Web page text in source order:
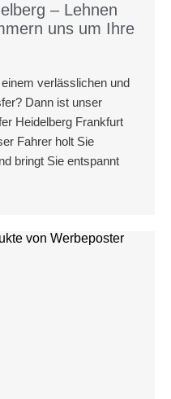
– Lehnen
uns um Ihre
verlässlichen und
Dann ist unser
Heidelberg Frankfurt
Fahrer holt Sie
bringt Sie entspannt